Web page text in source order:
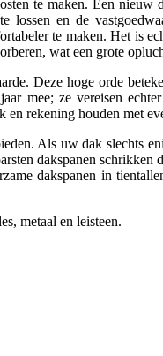
te maken. Een
en de
te maken. Het is
wat een grote
Deze hoge orde
mee; ze vereisen
rekening houden met
Als uw dak slechts
dakspanen
dakspanen in
metaal en leisteen.